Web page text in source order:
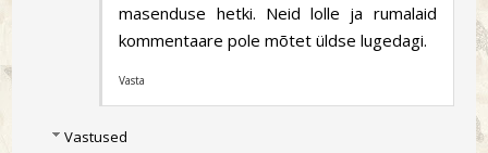
masenduse hetki. Neid lolle ja rumalaid
kommentaare pole mõtet üldse lugedagi.
Vasta
Vastused